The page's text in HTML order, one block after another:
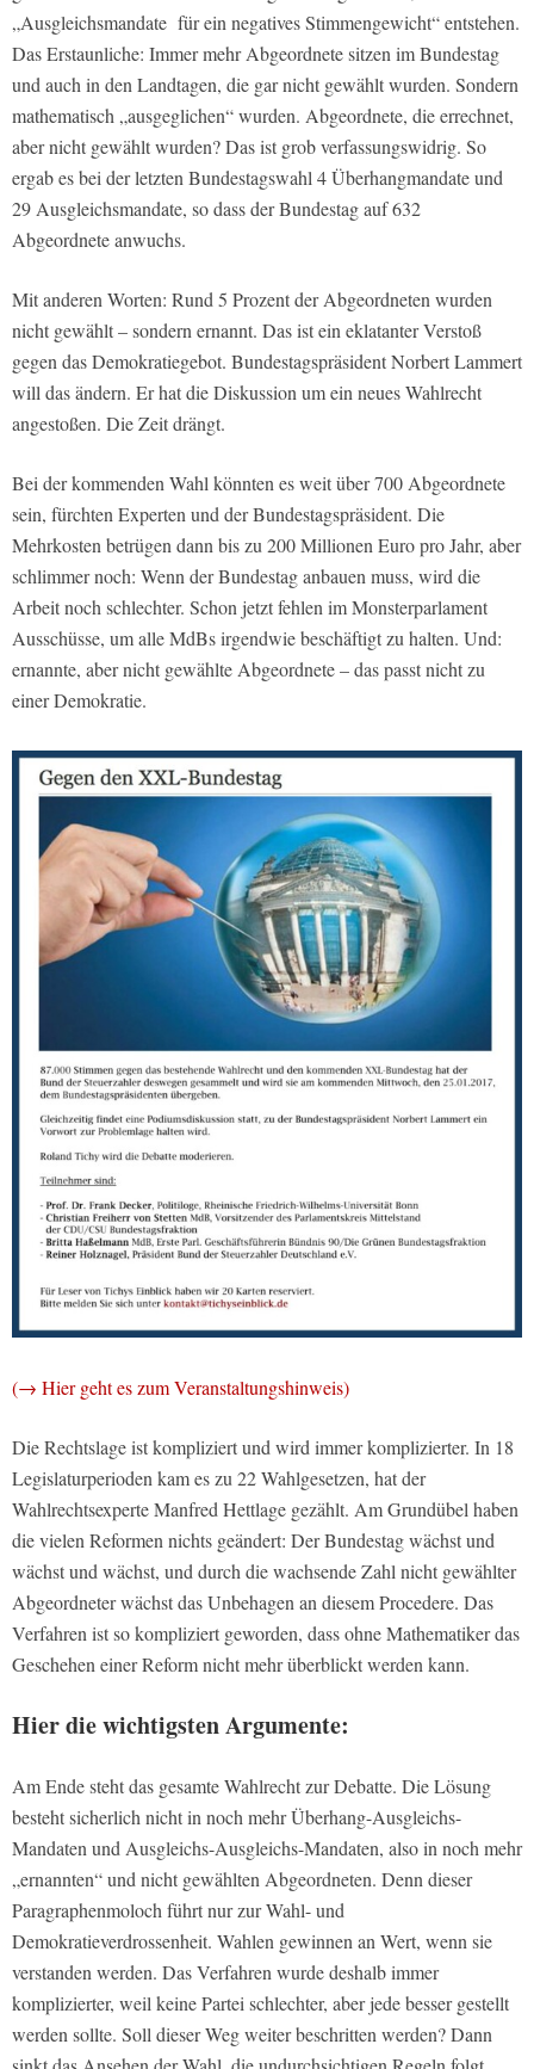
„Ausgleichsmandate für ein negatives Stimmengewicht“ entstehen.
Das Erstaunliche: Immer mehr Abgeordnete sitzen im Bundestag
und auch in den Landtagen, die gar nicht gewählt wurden. Sondern
mathematisch „ausgeglichen“ wurden. Abgeordnete, die errechnet,
aber nicht gewählt wurden? Das ist grob verfassungswidrig. So
ergab es bei der letzten Bundestagswahl 4 Überhangmandate und
29 Ausgleichsmandate, so dass der Bundestag auf 632
Abgeordnete anwuchs.
Mit anderen Worten: Rund 5 Prozent der Abgeordneten wurden
nicht gewählt – sondern ernannt. Das ist ein eklatanter Verstoß
gegen das Demokratiegebot. Bundestagspräsident Norbert Lammert
will das ändern. Er hat die Diskussion um ein neues Wahlrecht
angestoßen. Die Zeit drängt.
Bei der kommenden Wahl könnten es weit über 700 Abgeordnete
sein, fürchten Experten und der Bundestagspräsident. Die
Mehrkosten betrügen dann bis zu 200 Millionen Euro pro Jahr, aber
schlimmer noch: Wenn der Bundestag anbauen muss, wird die
Arbeit noch schlechter. Schon jetzt fehlen im Monsterparlament
Ausschüsse, um alle MdBs irgendwie beschäftigt zu halten. Und:
ernannte, aber nicht gewählte Abgeordnete – das passt nicht zu
einer Demokratie.
(→ Hier geht es zum Veranstaltungshinweis)
Die Rechtslage ist kompliziert und wird immer komplizierter. In 18
Legislaturperioden kam es zu 22 Wahlgesetzen, hat der
Wahlrechtsexperte Manfred Hettlage gezählt. Am Grundübel haben
die vielen Reformen nichts geändert: Der Bundestag wächst und
wächst und wächst, und durch die wachsende Zahl nicht gewählter
Abgeordneter wächst das Unbehagen an diesem Procedere. Das
Verfahren ist so kompliziert geworden, dass ohne Mathematiker das
Geschehen einer Reform nicht mehr überblickt werden kann.
Hier die wichtigsten Argumente:
Am Ende steht das gesamte Wahlrecht zur Debatte. Die Lösung
besteht sicherlich nicht in noch mehr Überhang-Ausgleichs-
Mandaten und Ausgleichs-Ausgleichs-Mandaten, also in noch mehr
„ernannten“ und nicht gewählten Abgeordneten. Denn dieser
Paragraphenmoloch führt nur zur Wahl- und
Demokratieverdrossenheit. Wahlen gewinnen an Wert, wenn sie
verstanden werden. Das Verfahren wurde deshalb immer
komplizierter, weil keine Partei schlechter, aber jede besser gestellt
werden sollte. Soll dieser Weg weiter beschritten werden? Dann